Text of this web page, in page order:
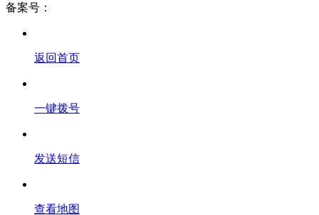
备案号：
返回首页
一键拨号
发送短信
查看地图